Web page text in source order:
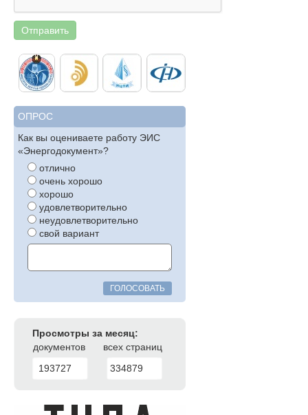
Отправить
ОПРОС
Как вы оцениваете работу ЭИС
«Энергодокумент»?
отлично
очень хорошо
хорошо
удовлетворительно
неудовлетворительно
свой вариант
ГОЛОСОВАТЬ
Просмотры за месяц:
документов
всех страниц
193727
334879